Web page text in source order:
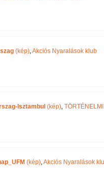
(kép),Akciós Nyaralások klub
Isztambul (kép),
(kép),Akciós Nyaralások